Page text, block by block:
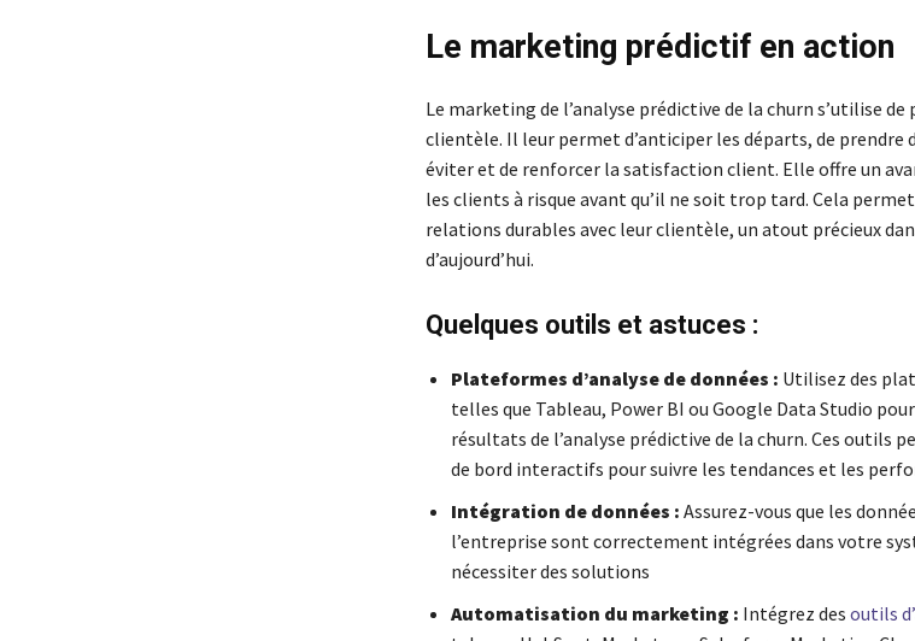
Le marketing prédictif en action
Le marketing de l’analyse prédictive de la churn s’utilise
clientèle. Il leur permet d’anticiper les départs, de prendre
éviter et de renforcer la satisfaction client. Elle offre un
les clients à risque avant qu’il ne soit trop tard. Cela
relations durables avec leur clientèle, un atout précieux
d’aujourd’hui.
Quelques outils et astuces :
Plateformes d’analyse de données : Utilisez des
telles que Tableau, Power BI ou Google Data Studio
résultats de l’analyse prédictive de la churn. Ces outils
de bord interactifs pour suivre les tendances et les
Intégration de données : Assurez-vous que les
l’entreprise sont correctement intégrées dans votre
nécessiter des solutions
Automatisation du marketing : Intégrez des outils